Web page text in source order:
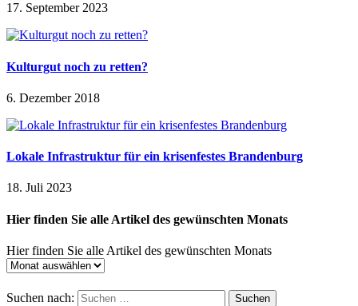
17. September 2023
Kulturgut noch zu retten?
6. Dezember 2018
Lokale Infrastruktur für ein krisenfestes Brandenburg
18. Juli 2023
Hier finden Sie alle Artikel des gewünschten Monats
Hier finden Sie alle Artikel des gewünschten Monats
Suchen nach: